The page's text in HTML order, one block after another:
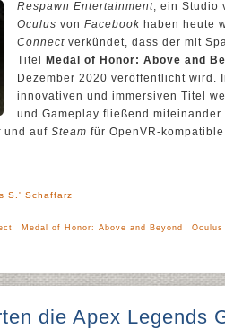
Respawn Entertainment, ein Studio
Oculus von Facebook haben heute
Connect verkündet, dass der mit
Titel
Medal of Honor: Above and
Dezember 2020 veröffentlicht wird.
innovativen und immersiven Titel
und Gameplay fließend miteinander
und auf Steam für OpenVR-
S.' Schaffarz
Medal of Honor: Above and Beyond Oculus
die Apex Legends